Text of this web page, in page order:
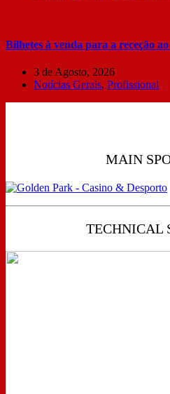
Bilhetes à venda para a receção
3 de Agosto, 2026
Notícias Gerais, Profissional
MAIN
TECHNICAL